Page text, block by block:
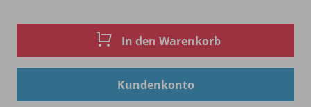
In den Warenkorb
Kundenkonto